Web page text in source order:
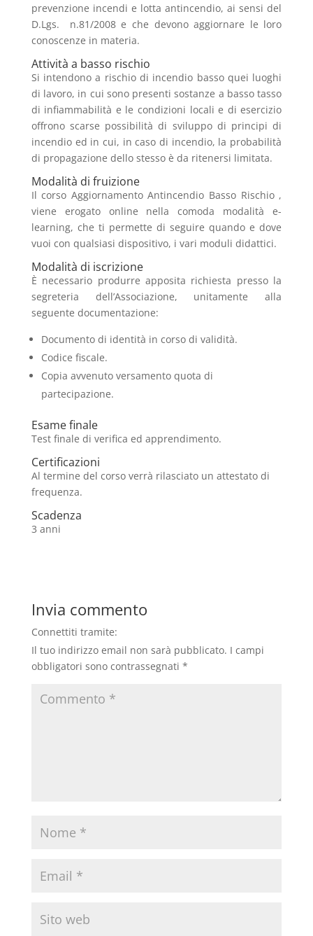
prevenzione incendi e lotta antincendio, ai sensi del
D.Lgs. n.81/2008 e che devono aggiornare le loro
conoscenze in materia.
Attività a basso rischio
Si intendono a rischio di incendio basso quei luoghi
di lavoro, in cui sono presenti sostanze a basso tasso
di infiammabilità e le condizioni locali e di esercizio
offrono scarse possibilità di sviluppo di principi di
incendio ed in cui, in caso di incendio, la probabilità
di propagazione dello stesso è da ritenersi limitata.
Modalità di fruizione
Il corso Aggiornamento Antincendio Basso Rischio ,
viene erogato online nella comoda modalità e-
learning, che ti permette di seguire quando e dove
vuoi con qualsiasi dispositivo, i vari moduli didattici.
Modalità di iscrizione
È necessario produrre apposita richiesta presso la
segreteria dell’Associazione, unitamente alla
seguente documentazione:
Documento di identità in corso di validità.
Codice fiscale.
Copia avvenuto versamento quota di
partecipazione.
Esame finale
Test finale di verifica ed apprendimento.
Certificazioni
Al termine del corso verrà rilasciato un attestato di
frequenza.
Scadenza
3 anni
Invia commento
Connettiti tramite:
Il tuo indirizzo email non sarà pubblicato. I campi
obbligatori sono contrassegnati *